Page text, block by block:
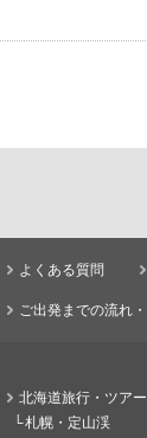
よくある質問
ご出発までの流れ
北海道旅行・ツアー
札幌・定山渓